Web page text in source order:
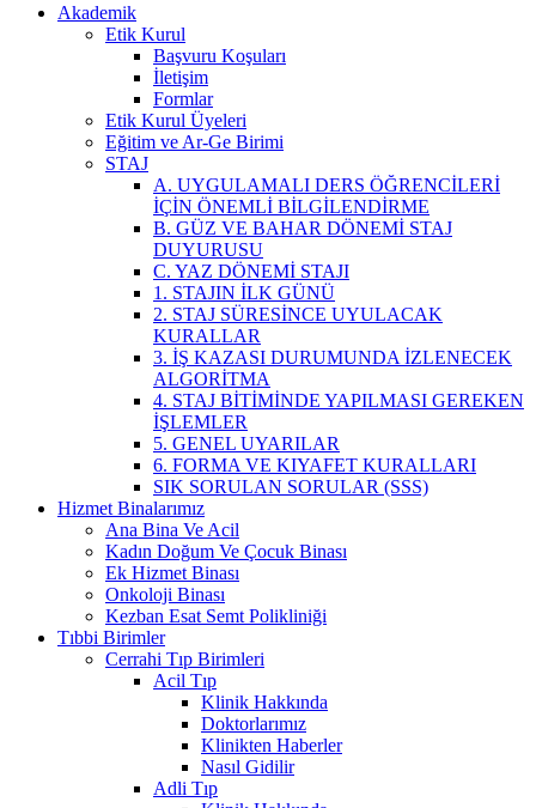
Akademik
Etik Kurul
Başvuru Koşuları
İletişim
Formlar
Etik Kurul Üyeleri
Eğitim ve Ar-Ge Birimi
STAJ
A. UYGULAMALI DERS ÖĞRENCİLERİ
İÇİN ÖNEMLİ BİLGİLENDİRME
B. GÜZ VE BAHAR DÖNEMİ STAJ
DUYURUSU
C. YAZ DÖNEMİ STAJI
1. STAJIN İLK GÜNÜ
2. STAJ SÜRESİNCE UYULACAK
KURALLAR
3. İŞ KAZASI DURUMUNDA İZLENECEK
ALGORİTMA
4. STAJ BİTİMİNDE YAPILMASI GEREKEN
İŞLEMLER
5. GENEL UYARILAR
6. FORMA VE KIYAFET KURALLARI
SIK SORULAN SORULAR (SSS)
Hizmet Binalarımız
Ana Bina Ve Acil
Kadın Doğum Ve Çocuk Binası
Ek Hizmet Binası
Onkoloji Binası
Kezban Esat Semt Polikliniği
Tıbbi Birimler
Cerrahi Tıp Birimleri
Acil Tıp
Klinik Hakkında
Doktorlarımız
Klinikten Haberler
Nasıl Gidilir
Adli Tıp